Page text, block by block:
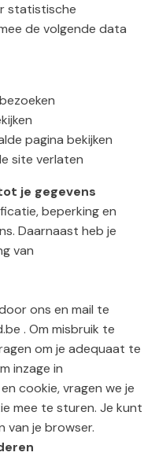
statistische
de volgende data
pagina bekijken
site verlaten
je gegevens
beperking en
Daarnaast heb je
van
ons en mail te
. Om misbruik te
om je adequaat te
inzage in
cookie, vragen we je
mee te sturen. Je kunt
van je browser.